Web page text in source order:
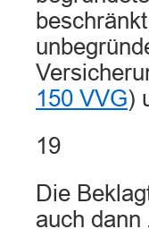
150 VVG)
19
Die
auch dann